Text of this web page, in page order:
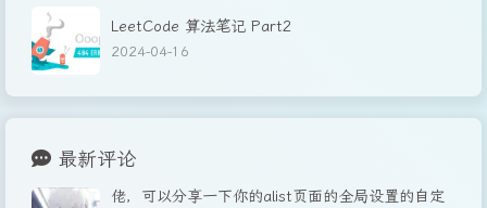
LeetCode 算法笔记 Part2
2024-04-16
最新评论
佬，可以分享一下你的alist页面的全局设置的自定